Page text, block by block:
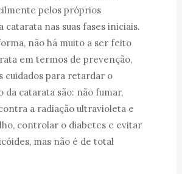
pelos próprios
catarata nas suas fases iniciais.
não há muito a ser feito
em termos de prevenção,
cuidados para retardar o
da catarata são: não fumar,
a radiação ultravioleta e
controlar o diabetes e evitar
mas não é de total